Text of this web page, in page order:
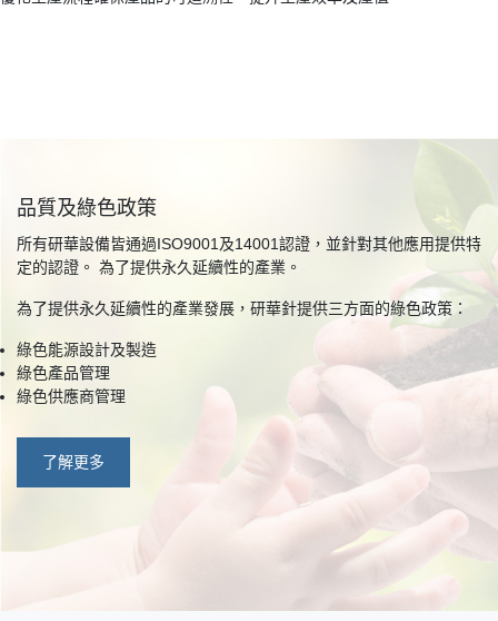
品質及綠色政策
所有研華設備皆通過ISO9001及14001認證，並針對其他應用提供特
定的認證。 為了提供永久延續性的產業。
為了提供永久延續性的產業發展，研華針提供三方面的綠色政策：
綠色能源設計及製造
綠色產品管理
綠色供應商管理
了解更多